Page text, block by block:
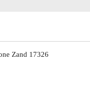
Zand 17326